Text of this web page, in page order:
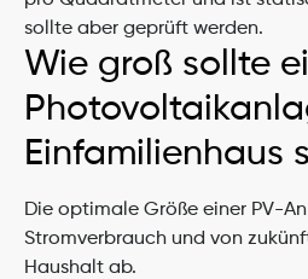
sollte aber geprüft werden.
Wie groß sollte
Einfamilienhaus
Die optimale Größe einer PV-
Stromverbrauch und von
Haushalt ab.